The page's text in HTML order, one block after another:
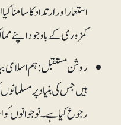
استعمار اور ارتداد کا
کمزوری کے باوجود اپنے
روشن مستقبل: ہم اسلامی
ہیں جس کی بنیاد پر
رجوع کیا ہے۔ نوجوانوں کو